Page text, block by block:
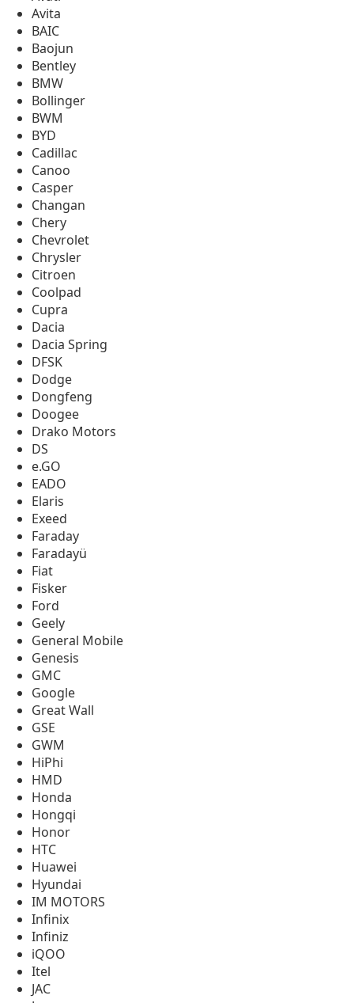
Avita
BAIC
Baojun
Bentley
BMW
Bollinger
BWM
BYD
Cadillac
Canoo
Casper
Changan
Chery
Chevrolet
Chrysler
Citroen
Coolpad
Cupra
Dacia
Dacia Spring
DFSK
Dodge
Dongfeng
Doogee
Drako Motors
DS
e.GO
EADO
Elaris
Exeed
Faraday
Faradayü
Fiat
Fisker
Ford
Geely
General Mobile
Genesis
GMC
Google
Great Wall
GSE
GWM
HiPhi
HMD
Honda
Hongqi
Honor
HTC
Huawei
Hyundai
IM MOTORS
Infinix
Infiniz
iQOO
Itel
JAC